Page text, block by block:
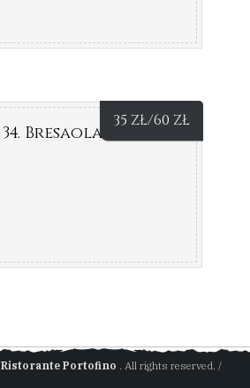
35 ZŁ/60 ZŁ
34. Bresaola
Ristorante Portofino . All rights reserved. /